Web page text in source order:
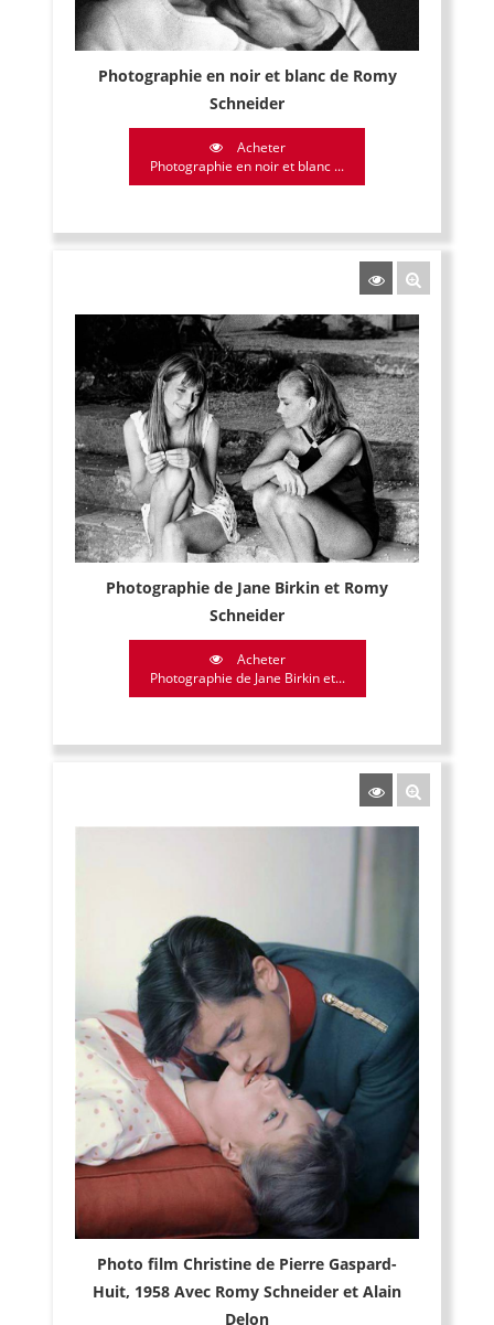
Photographie en noir et blanc de Romy
Schneider
Acheter
Photographie en noir et blanc ...
Photographie de Jane Birkin et Romy
Schneider
Acheter
Photographie de Jane Birkin et...
Photo film Christine de Pierre Gaspard-
Huit, 1958 Avec Romy Schneider et Alain
Delon